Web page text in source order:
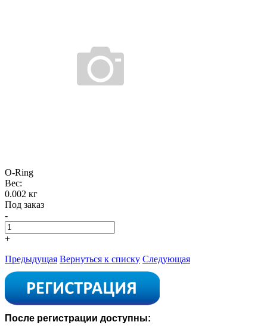
O-Ring
Вес:
0.002 кг
Под заказ
-
+
Предыдущая Вернуться к списку Следующая
После регистрации доступны: